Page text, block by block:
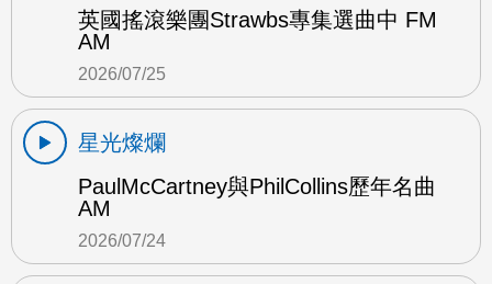
英國搖滾樂團Strawbs專集選曲中 FM
AM
2026/07/25
星光燦爛
PaulMcCartney與PhilCollins歷年名曲
AM
2026/07/24